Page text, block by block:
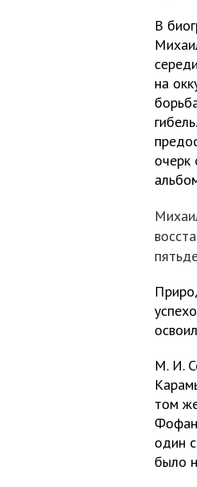
В
на
очерк
М. И.
том
один
было